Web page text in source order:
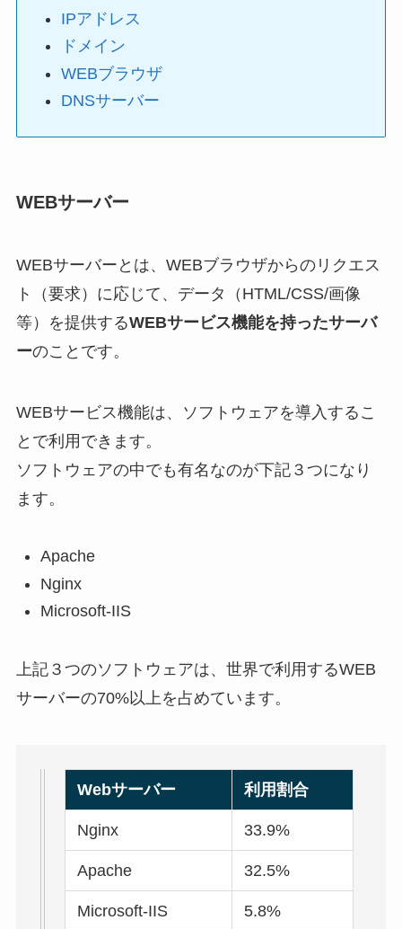
IPアドレス
ドメイン
WEBブラウザ
DNSサーバー
WEBサーバー
WEBサーバーとは、WEBブラウザからのリクエス
ト（要求）に応じて、データ（HTML/CSS/画像
等）を提供するWEBサービス機能を持ったサーバ
ーのことです。
WEBサービス機能は、ソフトウェアを導入するこ
とで利用できます。
ソフトウェアの中でも有名なのが下記３つになり
ます。
Apache
Nginx
Microsoft-IIS
上記３つのソフトウェアは、世界で利用するWEB
サーバーの70%以上を占めています。
Webサーバー 利用割合
Nginx 33.9%
Apache 32.5%
Microsoft-IIS 5.8%